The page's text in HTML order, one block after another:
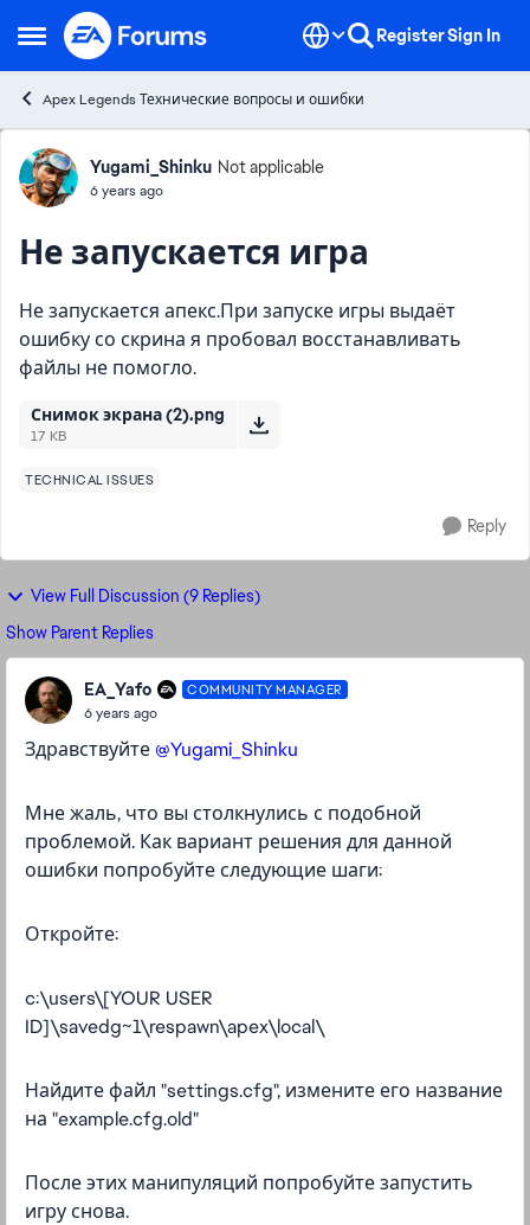
Open Side Menu
Skip to content RegisterSign In
Apex Legends Технические вопросы и ошибки
Forum Discussion
Yugami_Shinku Not applicable
6 years ago
Не запускается игра
Не запускается апекс.При запуске игры выдаёт
ошибку со скрина я пробовал восстанавливать
файлы не помогло.
Снимок экрана (2).png
17 KB
TECHNICAL ISSUES
Reply
View Full Discussion (9 Replies)
Show Parent Replies
EA_Yafo COMMUNITY MANAGER
6 years ago
Здравствуйте @Yugami_Shinku
Мне жаль, что вы столкнулись с подобной
проблемой. Как вариант решения для данной
ошибки попробуйте следующие шаги:
Откройте:
c:\users\[YOUR USER
ID]\savedg~1\respawn\apex\local\
Найдите файл "settings.cfg", измените его название
на "example.cfg.old"
После этих манипуляций попробуйте запустить
игру снова.